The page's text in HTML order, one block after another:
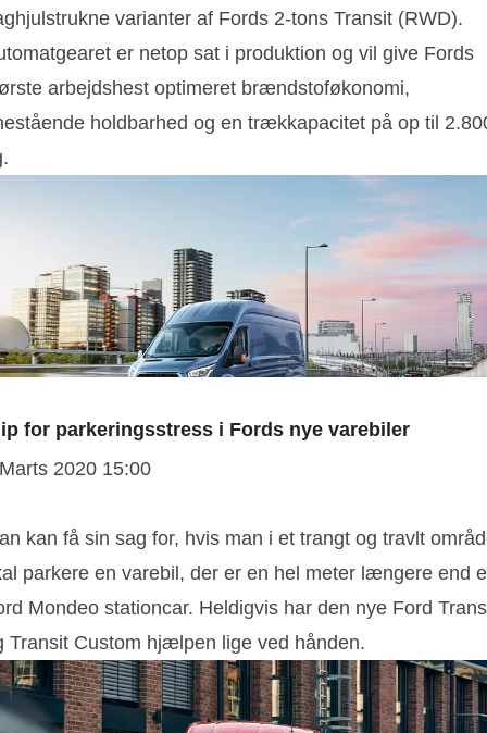
varianter af Fords 2-tons Transit (RWD).
er netop sat i produktion og vil give Fords
arbejdshest optimeret brændstoføkonomi,
holdbarhed og en trækkapacitet på op til
for parkeringsstress i Fords nye varebiler
2020 15:00
kan få sin sag for, hvis man i et trangt og travlt
parkere en varebil, der er en hel meter længere end
Mondeo stationcar. Heldigvis har den nye Ford
Transit Custom hjælpen lige ved hånden.